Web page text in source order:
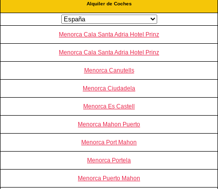
Alquiler de Coches
Menorca Cala Santa Adria Hotel Prinz
Menorca Cala Santa Adria Hotel Prinz
Menorca Canutells
Menorca Ciudadela
Menorca Es Castell
Menorca Mahon Puerto
Menorca Port Mahon
Menorca Portela
Menorca Puerto Mahon